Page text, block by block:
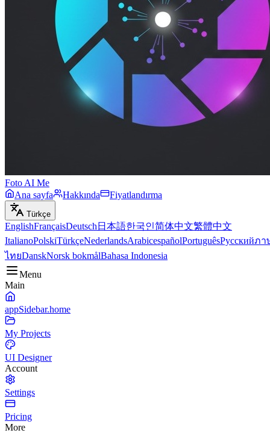
Foto AI Me
Ana sayfa
Hakkında Fiyatlandırma
Türkçe
EnglishFrançaisDeutsch 日本語한국인简体中文繁體中文
ItalianoPolskiTürkçeNederlandsArabicespañolPortuguêsРусскийภา
ไทยDanskNorsk bokmålBahasa Indonesia
Menu
Main
appSidebar.home
My Projects
UI Designer
Account
Settings
Pricing
More